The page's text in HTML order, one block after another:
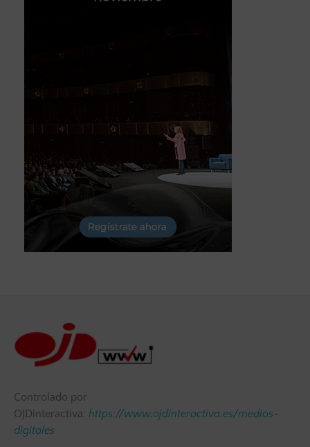
Controlado por
OJDinteractiva: https://www.ojdinteractiva.es/medios-
digitales